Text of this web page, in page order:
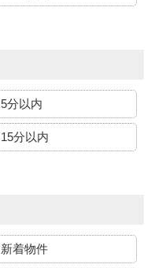
5分以内
15分以内
新着物件